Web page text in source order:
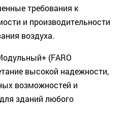
требования к
и производительности
воздуха.
(FARO
высокой надежности,
возможностей и
зданий любого